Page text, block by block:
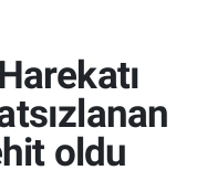
oldu